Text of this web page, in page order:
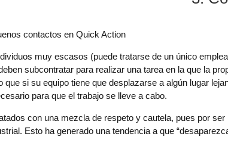
contactos en Quick Action
muy escasos (puede tratarse de un único
subcontratar para realizar una tarea en la que la
que si su equipo tiene que desplazarse a algún lugar
para que el trabajo se lleve a cabo.
con una mezcla de respeto y cautela, pues por
Esto ha generado una tendencia a que